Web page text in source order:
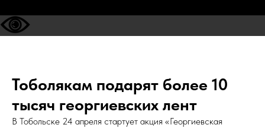
Тоболякам подарят более 10
тысяч георгиевских лент
В Тобольске 24 апреля стартует акция «Георгиевская